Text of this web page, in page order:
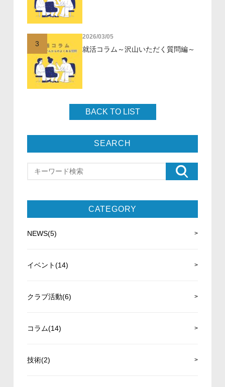
3
2026/03/05
就活コラム～沢山いただく質問編～
BACK TO LIST
SEARCH
CATEGORY
NEWS(5)
イベント(14)
クラブ活動(6)
コラム(14)
技術(2)